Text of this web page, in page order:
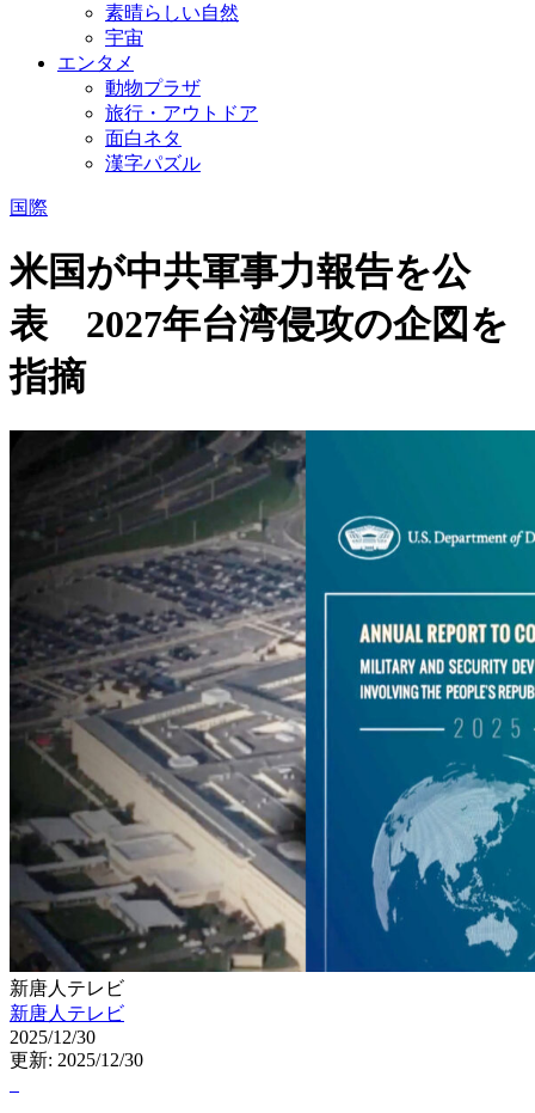
素晴らしい自然
宇宙
エンタメ
動物プラザ
旅行・アウトドア
面白ネタ
漢字パズル
国際
米国が中共軍事力報告を公
表 2027年台湾侵攻の企図を
指摘
新唐人テレビ
新唐人テレビ
2025/12/30
更新: 2025/12/30